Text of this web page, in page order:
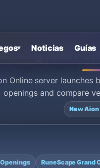
▾ Noticias Guías
Aion
Online server
openings and compare
New
RuneScape Grand